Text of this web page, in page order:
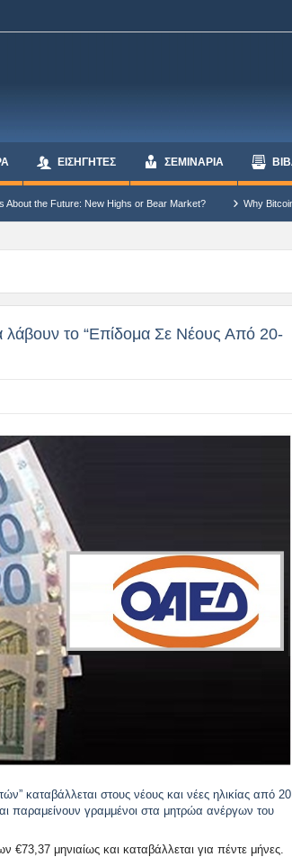
ΕΙΣΗΓΗΤΕΣ ΣΕΜΙΝΑΡΙΑ
or Bear Market? Why Bitcoin Cannot Continue the
λάβουν το “Επίδομα Σε Νέους Από 20-
καταβάλλεται στους νέους και νέες ηλικίας από 20
παραμείνουν γραμμένοι στα μητρώα ανέργων του
€73,37 μηνιαίως και καταβάλλεται για πέντε μήνες.